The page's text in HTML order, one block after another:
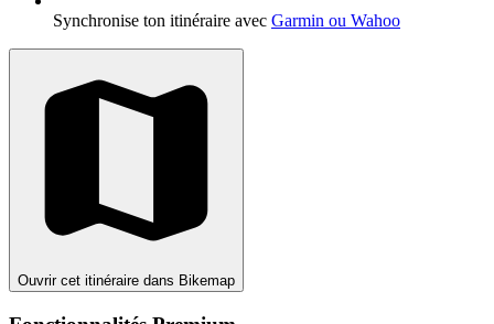
Synchronise ton itinéraire avec Garmin ou Wahoo
Ouvrir cet itinéraire dans Bikemap